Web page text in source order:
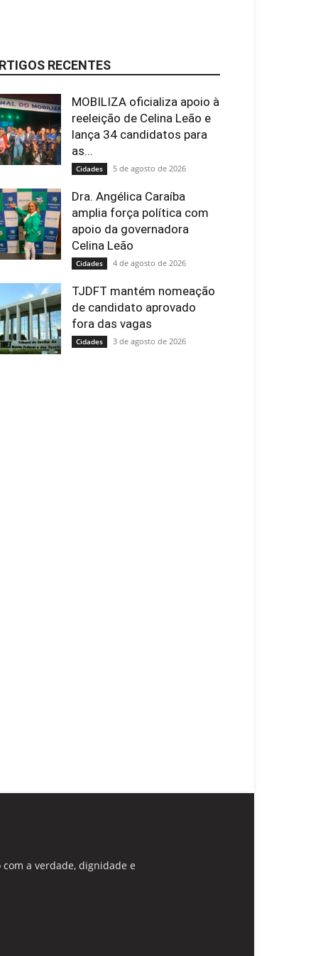
RECENTES
MOBILIZA oficializa apoio à
reeleição de Celina Leão e
lança 34 candidatos para
as...
Cidades 5 de agosto de 2026
Dra. Angélica Caraíba
amplia força política com
apoio da governadora
Celina Leão
Cidades 4 de agosto de 2026
TJDFT mantém nomeação
de candidato aprovado
fora das vagas
Cidades 3 de agosto de 2026
a verdade, dignidade e